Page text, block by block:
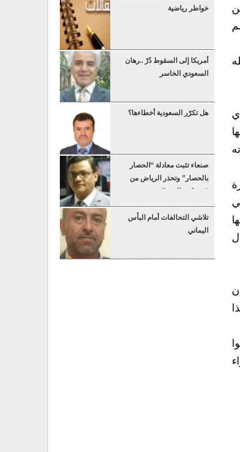
إن
خواطر رياضية
أمريكا إلى السقوط دُرْ ..رهان
السعودي الخاسر
هل تكرّر السعودية أخطاءها؟
صنعاء تثبت معادلة “الحصار
بالحصار” وتحذر الرياض من
“عسكرة البحر”
تلاشي التحالفات أمام البأس
اليماني